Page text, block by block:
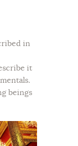
in
it
beings